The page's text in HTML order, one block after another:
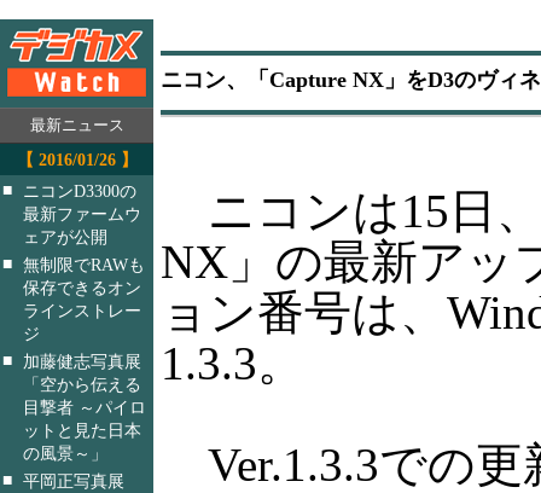
最新ニュース
【 2016/01/26 】
■
ニコンD3300の
最新ファームウ
ェアが公開
■ 無制限でRAWも
保存できるオン
ラインストレー
ジ
■
加藤健志写真展
「空から伝える
目撃者 ～パイロ
ットと見た日本
の風景～」
■ 平岡正写真展
ニコン、「Capture NX」をD3のヴィ
ニコンは15日、
NX」の最新アッ
ョン番号は、
1.3.3。
Ver.1.3.3での更